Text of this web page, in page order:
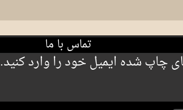
تماس با ما
چاپ شده ایمیل خود را وارد کنید.